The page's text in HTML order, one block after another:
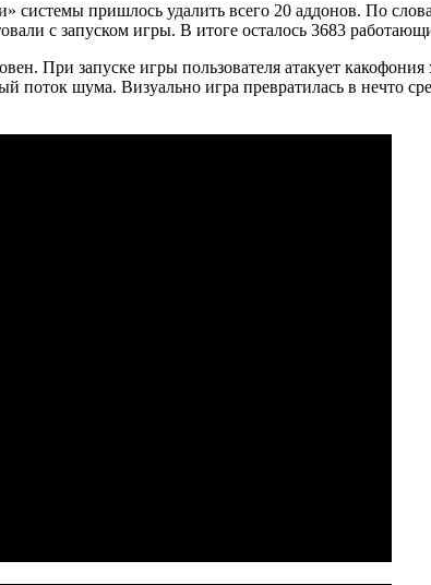
системы пришлось удалить всего 20 аддонов. По
с запуском игры. В итоге осталось 3683
При запуске игры пользователя атакует
поток шума. Визуально игра превратилась в нечто